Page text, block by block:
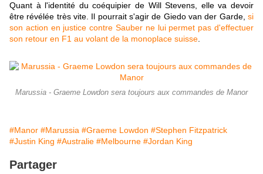
Quant à l'identité du coéquipier de Will Stevens, elle va devoir
être révélée très vite. Il pourrait s'agir de Giedo van der Garde, si
son action en justice contre Sauber ne lui permet pas d'effectuer
son retour en F1 au volant de la monoplace suisse
Marussia - Graeme Lowdon sera toujours aux commandes de Manor
#Manor #Marussia #Graeme Lowdon #Stephen Fitzpatrick
#Justin King #Australie #Melbourne #Jordan King
Partager